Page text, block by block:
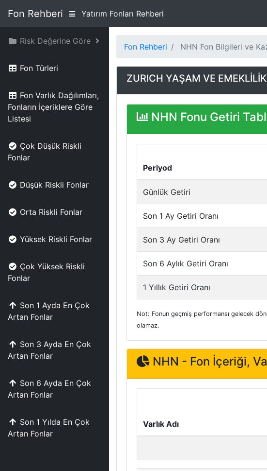
Fon Rehberi Yatırım Fonları Rehberi
Risk Değerine Göre
Fon Türleri
Fon Varlık Dağılımları,
Fonların İçeriklere Göre
Listesi
Çok Düşük Riskli
Fonlar
Düşük Riskli Fonlar
Orta Riskli Fonlar
Yüksek Riskli Fonlar
Çok Yüksek Riskli
Fonlar
Son 1 Ayda En Çok
Artan Fonlar
Son 3 Ayda En Çok
Artan Fonlar
Son 6 Ayda En Çok
Artan Fonlar
Son 1 Yılda En Çok
Artan Fonlar
Fon Rehberi NHN Fon Bilgileri ve
ZURICH YAŞAM VE
NHN Fonu Getiri
Periyod
Günlük Getiri
Son 1 Ay Getiri Oranı
Son 3 Ay Getiri Oranı
Son 6 Aylık Getiri Oranı
1 Yıllık Getiri Oranı
Not: Fonun geçmiş performansı gelecek
olamaz.
NHN - Fon İçeriği,
Varlık Adı